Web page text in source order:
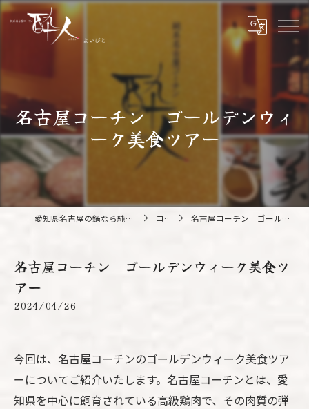
名古屋コーチン ゴールデンウィ
ーク美食ツアー
愛知県名古屋の鍋なら純系名古屋コーチン 酔人 コラム 名古屋コーチン ゴールデンウィーク美食ツアー
名古屋コーチン ゴールデンウィーク美食ツ
アー
2024/04/26
今回は、名古屋コーチンのゴールデンウィーク美食ツア
ーについてご紹介いたします。名古屋コーチンとは、愛
知県を中心に飼育されている高級鶏肉で、その肉質の弾